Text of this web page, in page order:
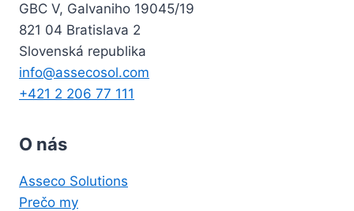
GBC V, Galvaniho 19045/19
821 04 Bratislava 2
Slovenská republika
info@assecosol.com
+421 2 206 77 111
O nás
Asseco Solutions
Prečo my